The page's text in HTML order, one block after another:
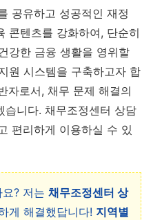
공유하고 성공적인 재정
콘텐츠를 강화하여, 단순히
강한 금융 생활을 영위할
원 시스템을 구축하고자 합
자로서, 채무 문제 해결의
니다. 채무조정센터 상담
편리하게 이용하실 수 있
? 저는 채무조정센터 상
게 해결했답니다! 지역별